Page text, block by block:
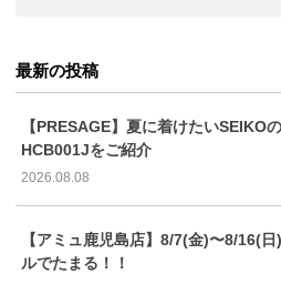
最新の投稿
【PRESAGE】夏に着けたいSEIKO
HCB001Jをご紹介
2026.08.08
【アミュ鹿児島店】8/7(金)〜8/16(
ルでたまる！！